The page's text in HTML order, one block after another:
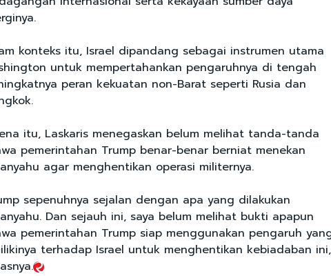
konteks itu, Israel dipandang sebagai instrumen utama
untuk mempertahankan pengaruhnya di tengah
peran kekuatan non-Barat seperti Rusia dan
itu, Laskaris menegaskan belum melihat tanda-tanda
pemerintahan Trump benar-benar berniat menekan
agar menghentikan operasi militernya.
sepenuhnya sejalan dengan apa yang dilakukan
Dan sejauh ini, saya belum melihat bukti apapun
pemerintahan Trump siap menggunakan pengaruh
terhadap Israel untuk menghentikan kebiadaban